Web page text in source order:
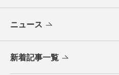
ニュース
新着記事一覧